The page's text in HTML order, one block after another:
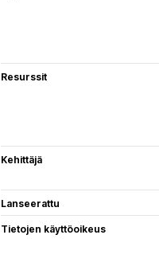
Resurssit
Kehittäjä
Lanseerattu
Tietojen käyttöoikeus